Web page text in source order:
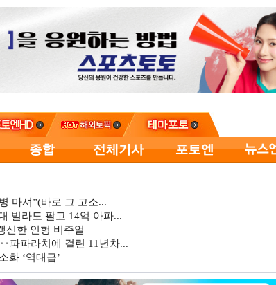
마셔”(바로 그 고소...
빌라도 팔고 14억 아파...
신한 인형 비주얼
파파라치에 걸린 11년차...
화 ‘역대급’